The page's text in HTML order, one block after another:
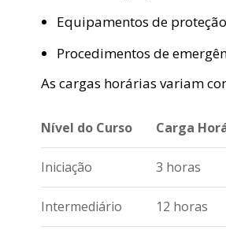
Equipamentos de
Procedimentos de
As cargas horárias variam
Nível do Curso Carga
Iniciação 3 horas
Intermediário 12 horas